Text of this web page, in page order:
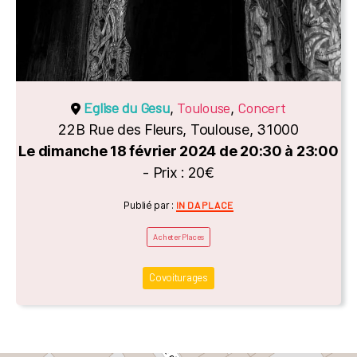
Eglise du Gesu, Toulouse, Concert
22B Rue des Fleurs, Toulouse, 31000
Le dimanche 18 février 2024 de 20:30 à 23:00
- Prix : 20€
Catégories
Publié par : IN DA PLACE
Acheter Places
Covoiturages